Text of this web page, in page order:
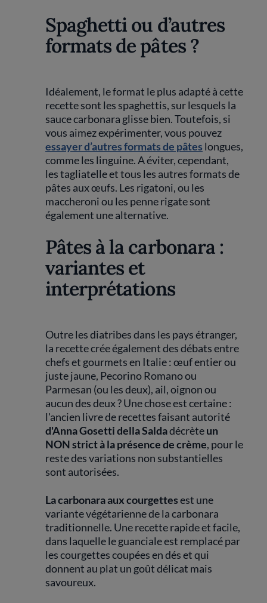
Spaghetti ou d’autres
formats de pâtes ?
Idéalement, le format le plus adapté à cette
recette sont les spaghettis, sur lesquels la
sauce carbonara glisse bien. Toutefois, si
vous aimez expérimenter, vous pouvez
essayer d’autres formats de pâtes longues,
comme les linguine. A éviter, cependant,
les tagliatelle et tous les autres formats de
pâtes aux œufs. Les rigatoni, ou les
maccheroni ou les penne rigate sont
également une alternative.
Pâtes à la carbonara :
variantes et
interprétations
Outre les diatribes dans les pays étranger,
la recette crée également des débats entre
chefs et gourmets en Italie : œuf entier ou
juste jaune, Pecorino Romano ou
Parmesan (ou les deux), ail, oignon ou
aucun des deux ? Une chose est certaine :
l'ancien livre de recettes faisant autorité
d'Anna Gosetti della Saldadécrèteun
NON strict à la présence de crème, pour le
reste des variations non substantielles
sont autorisées.
La carbonara aux courgettesest une
variante végétarienne de la carbonara
traditionnelle. Une recette rapide et facile,
dans laquelle le guanciale est remplacé par
les courgettes coupées en dés et qui
donnent au plat un goût délicat mais
savoureux.